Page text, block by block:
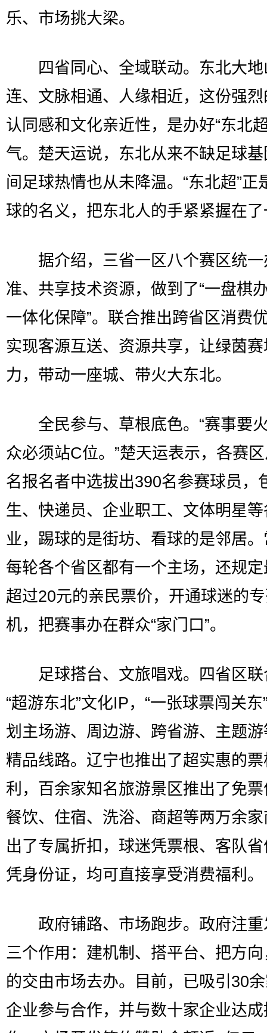
乐、市场挑大梁。
四省同心、全域联动。东北大地
连、文脉相通、人缘相近，这份强
认同感和文化亲近性，是办好“东北
气。楚天运说，东北从来不缺足球
间足球热情也从未降温。“东北超”正
球的名义，把东北人的手紧紧握在
据介绍，三省一区八个赛区统一
准、共享技术资源，做到了“一盘棋
一体化保障”。联合推出跨省区消费
实现客源互送、资源共享，让绿茵
力，带动一座城、带火大东北。
全民参与、草根底色。“赛事要
众必须站C位。”楚天运表示，各赛
名报名者中选拔出390名参赛球员，
生、快递员、企业职工、文体明星
业，踢球的是街坊、看球的是邻居
每轮各个省区都有一个主场，还规
超过20元的亲民票价，开通球迷的
机，把赛事办在群众“家门口”。
足球搭台、文旅唱戏。四省区联
“超游东北”文化IP，“一张球票闯关东
划主场游、周边游、跨省游、主题
精品线路。辽宁也推出了超实惠的
利，百余家知名旅游景区推出了免
餐饮、住宿、洗浴、商超等两万余
出了专属折扣，球迷凭票根、客队
凭身份证，均可直接享受消费福利。
政府铺路、市场跑步。政府注重
三个作用：建机制、搭平台、把方
的交由市场去办。目前，已吸引30
企业参与合作，并与数十家企业达